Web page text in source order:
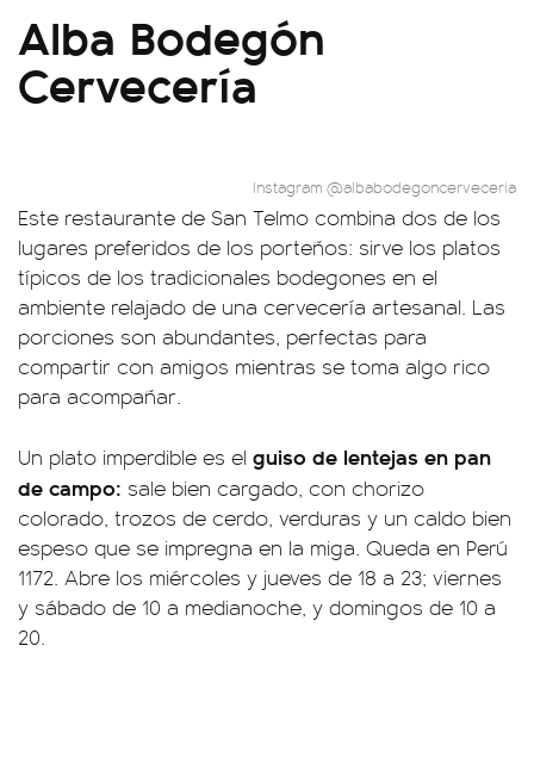
Alba Bodegón
Cervecería
Instagram @albabodegoncerveceria
Este restaurante de San Telmo combina dos de los
lugares preferidos de los porteños: sirve los platos
típicos de los tradicionales bodegones en el
ambiente relajado de una cervecería artesanal. Las
porciones son abundantes, perfectas para
compartir con amigos mientras se toma algo rico
para acompañar.
Un plato imperdible es el guiso de lentejas en pan
de campo: sale bien cargado, con chorizo
colorado, trozos de cerdo, verduras y un caldo bien
espeso que se impregna en la miga. Queda en Perú
1172. Abre los miércoles y jueves de 18 a 23; viernes
y sábado de 10 a medianoche, y domingos de 10 a
20.